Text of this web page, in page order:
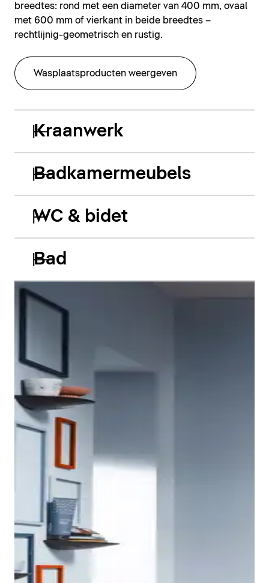
breedtes: rond met een diameter van 400 mm, ovaal
met 600 mm of vierkant in beide breedtes –
rechtlijnig-geometrisch en rustig.
Wasplaatsproducten weergeven
Kraanwerk
Badkamermeubels
WC & bidet
Bad